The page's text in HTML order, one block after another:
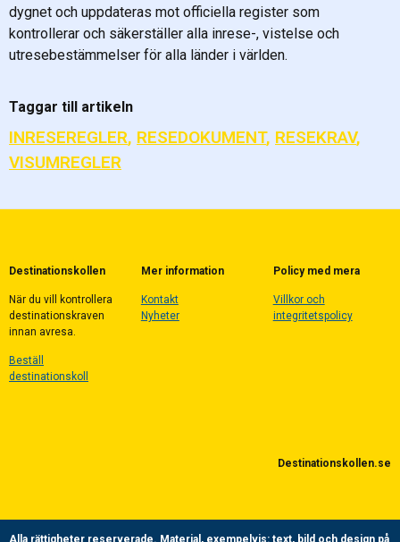
dygnet och uppdateras mot officiella register som
kontrollerar och säkerställer alla inrese-, vistelse och
utresebestämmelser för alla länder i världen.
Taggar till artikeln
INRESEREGLER, RESEDOKUMENT, RESEKRAV,
VISUMREGLER
Destinationskollen
När du vill kontrollera
destinationskraven
innan avresa.
Beställ
destinationskoll
Mer information
Kontakt
Nyheter
Policy med mera
Villkor och
integritetspolicy
Destinationskollen.se
Alla rättigheter reserverade. Material, exempelvis: text, bild och design på